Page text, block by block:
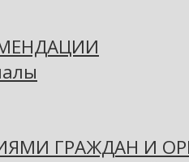
ГРАЖДАН И